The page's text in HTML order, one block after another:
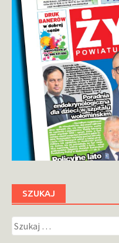
SZUKAJ
Szukaj: